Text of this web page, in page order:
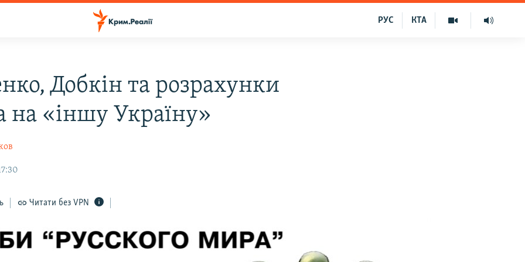
КТА
РУС
Добкін та розрахунки
на «іншу Україну»
Читати без VPN